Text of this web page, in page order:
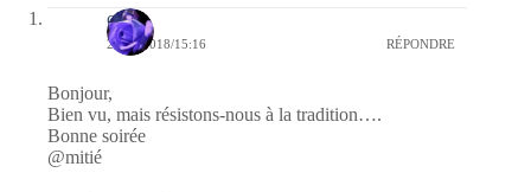
covix
29/03/2018/15:16 RÉPONDRE
Bonjour,
Bien vu, mais résistons-nous à la tradition….
Bonne soirée
@mitié